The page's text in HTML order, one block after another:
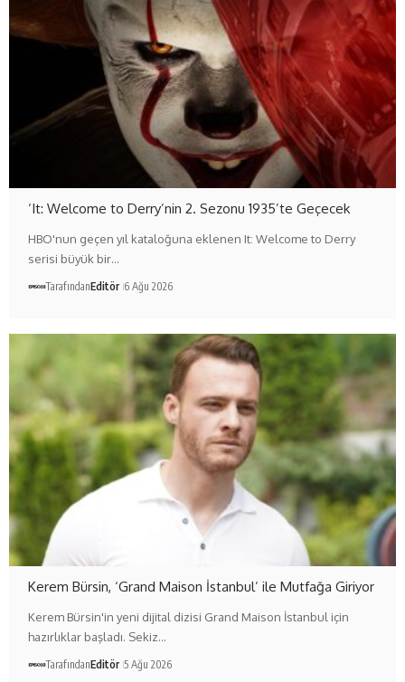
‘It: Welcome to Derry’nin 2. Sezonu 1935’te Geçecek
HBO'nun geçen yıl kataloğuna eklenen It: Welcome to Derry
serisi büyük bir…
TarafındanEditör 6 Ağu 2026
Kerem Bürsin, ‘Grand Maison İstanbul’ ile Mutfağa Giriyor
Kerem Bürsin'in yeni dijital dizisi Grand Maison İstanbul için
hazırlıklar başladı. Sekiz…
TarafındanEditör 5 Ağu 2026